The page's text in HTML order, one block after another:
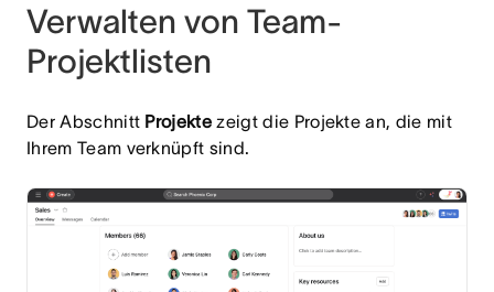
Verwalten von Team-
Projektlisten
Der Abschnitt Projekte zeigt die Projekte an, die mit
Ihrem Team verknüpft sind.